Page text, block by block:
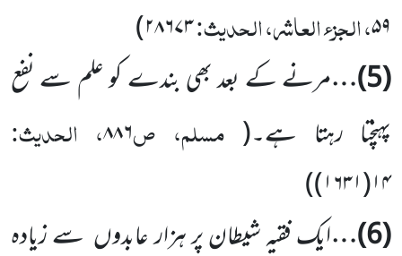
۵۹، الجزء العاشر، الحدیث:۲۸۶۷۳)
(
5
)…مرنے کے بعد بھی بندے کو علم سے نفع
پہنچتا رہتا ہے۔( مسلم، ص۸۸۶، الحدیث:
۱۴(۱۶۳۱)
)
(
6
)…ایک فقیہ شیطان پر ہزار عابدوں سے زیادہ